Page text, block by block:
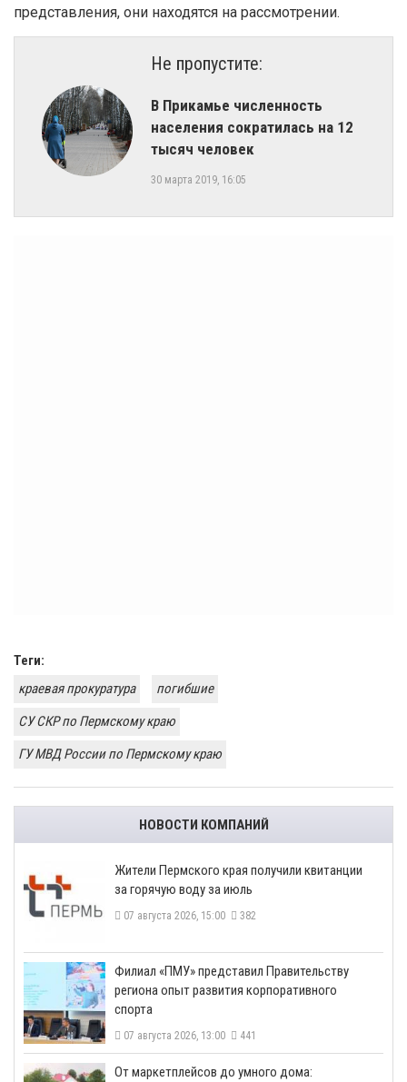
представления, они находятся на рассмотрении.
Не пропустите:
В Прикамье численность
населения сократилась на 12
тысяч человек
30 марта 2019, 16:05
Теги:
краевая прокуратура
погибшие
СУ СКР по Пермскому краю
ГУ МВД России по Пермскому краю
НОВОСТИ КОМПАНИЙ
​Жители Пермского края получили квитанции
за горячую воду за июль
07 августа 2026, 15:00 382
​Филиал «ПМУ» представил Правительству
региона опыт развития корпоративного
спорта
07 августа 2026, 13:00 441
От маркетплейсов до умного дома: